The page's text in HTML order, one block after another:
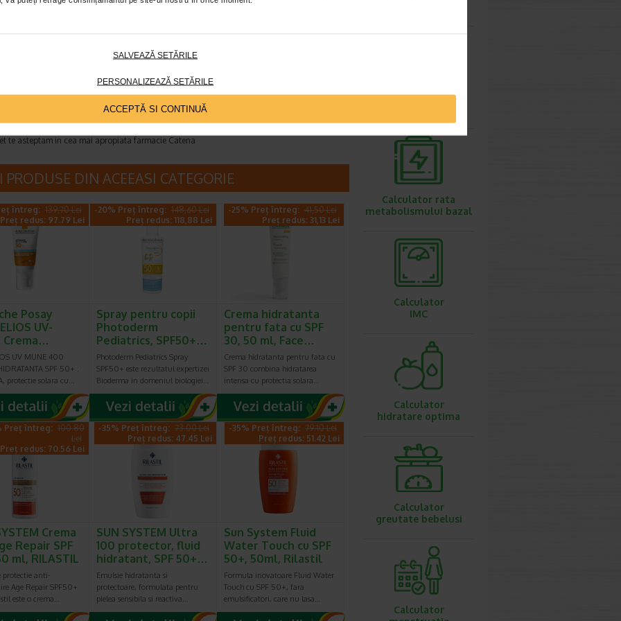
SALVEAZĂ SETĂRILE
PERSONALIZEAZĂ SETĂRILE
ACCEPTĂ SI CONTINUĂ
de o parte la un milion fiecare. Cantitati mici pot ﬁ responsabile de
te asteptam in cea mai apropiata farmacie Catena
PRODUSE DIN ACEEASI CATEGORIE
întreg: 139,70 Lei
Preț redus: 97.79 Lei
Posay
UV-
Crema…
UV MUNE 400
SPF 50+ :
protectie solara cu…
-20% Preț întreg: 148,60 Lei
Preț redus: 118,88 Lei
Spray pentru copii
Photoderm
Pediatrics, SPF50+…
Photoderm Pediatrics Spray
SPF50+ este rezultatul expertizei
Bioderma in domeniul biologiei…
-25% Preț întreg: 41,50 Lei
Preț redus: 31,13 Lei
Crema hidratanta
pentru fata cu SPF
30, 50 ml, Face…
Crema hidratanta pentru fata cu
SPF 30 combina hidratarea
intensa cu protectia solara…
Preț întreg: 100.80
Lei
Preț redus: 70.56 Lei
Crema
Repair SPF
ml, RILASTIL
protectie anti-
Age Repair SPF50+
este o crema…
-35% Preț întreg: 73.00 Lei
Preț redus: 47.45 Lei
SUN SYSTEM Ultra
100 protector, fluid
hidratant, SPF 50+…
Emulsie hidratanta si
protectoare, formulata pentru
pielea sensibila si reactiva…
-35% Preț întreg: 79.10 Lei
Preț redus: 51.42 Lei
Sun System Fluid
Water Touch cu SPF
50+, 50ml, Rilastil
Formula inovatoare Fluid Water
Touch cu SPF 50+, fara
emulsificatori, care nu lasa…
Calculator
Calculator rata
metabolismului bazal
Calculator
IMC
Calculator
hidratare optima
Calculator
greutate bebelusi
Calculator